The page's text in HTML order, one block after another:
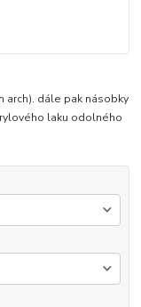
arch). dále pak násobky
laku odolného